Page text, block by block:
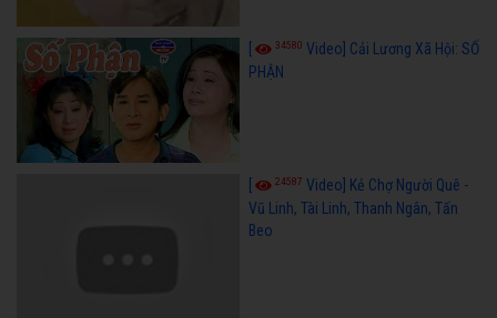
34580 Video] Cải Lương Xã Hội: SỐ
PHẬN
24587 Video] Kẻ Chợ Người Quê -
Vũ Linh, Tài Linh, Thanh Ngân, Tấn
Beo